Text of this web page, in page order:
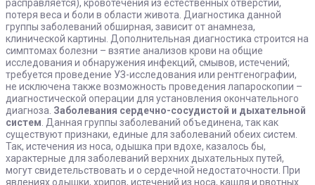
расправляется), кровотечения из естественных отверстий,
потеря веса и боли в области живота. Диагностика данной
группы заболеваний обширная, зависит от анамнеза,
клинической картины. Дополнительная диагностика строится на
симптомах болезни – взятие анализов крови на общие
исследования и обнаружения инфекций, смывов, истечений;
требуется проведение УЗ-исследования или рентгенографии,
не исключена также возможность проведения лапароскопии –
диагностической операции для установления окончательного
диагноза. Заболевания сердечно-сосудистой и дыхательной
систем . Данная группы заболеваний объединена, так как
существуют признаки, единые для заболеваний обеих систем.
Так, истечения из носа, одышка при вдохе, казалось бы,
характерные для заболеваний верхних дыхательных путей,
могут свидетельствовать и о сердечной недостаточности. При
явлениях одышки, хрипов, истечений из носа, кашля и рвотных